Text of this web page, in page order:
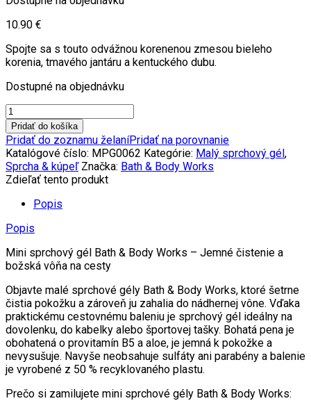
10.90 €
Spojte sa s touto odvážnou korenenou zmesou bieleho
korenia, tmavého jantáru a kentuckého dubu.
Dostupné na objednávku
množstvo
Mini
sprchový
gél
BOURBON
88
Pridať do košíka
Pridať do zoznamu želaníPridať na porovnanie
Katalógové číslo: MPG0062 Kategórie: Malý sprchový gél,
Sprcha & kúpeľ Značka: Bath & Body Works
Zdieľať tento produkt
Popis
Popis
Mini sprchový gél Bath & Body Works – Jemné čistenie a
božská vôňa na cesty
Objavte malé sprchové gély Bath & Body Works, ktoré šetrne
čistia pokožku a zároveň ju zahalia do nádhernej vône. Vďaka
praktickému cestovnému baleniu je sprchový gél ideálny na
dovolenku, do kabelky alebo športovej tašky. Bohatá pena je
obohatená o provitamín B5 a aloe, je jemná k pokožke a
nevysušuje. Navyše neobsahuje sulfáty ani parabény a balenie
je vyrobené z 50 % recyklovaného plastu.
Prečo si zamilujete mini sprchové gély Bath & Body Works: